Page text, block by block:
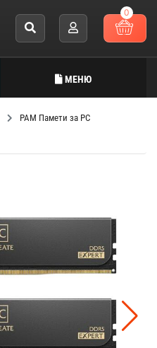
0
МЕНЮ
РАМ Памети за PC